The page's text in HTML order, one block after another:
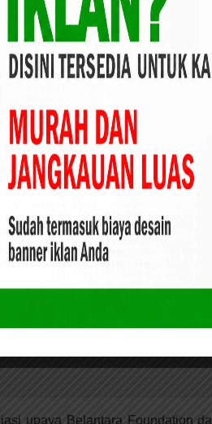
pihak termasuk generasi
perubahan iklim, melalui
(NDC) Pemerintah
khususnya Pulau Sumatra.
motivasi dan inspirasi
aktif dalam upaya
pengajar di Sekolah
KPHP Minas Tahura, Sri
Tahura SSH merupakan
pada tahun 1999.
saat ini sebagian besar
akibat aktivitas ilegal seperti
upaya Belantara Foundation